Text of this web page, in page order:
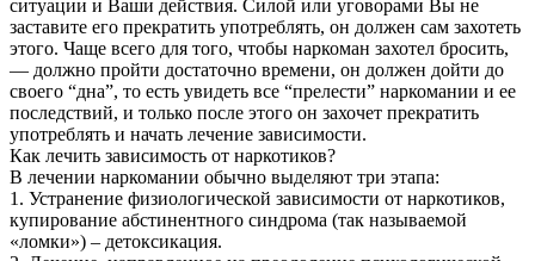
ситуации и Ваши действия. Силой или уговорами Вы не
заставите его прекратить употреблять, он должен сам захотеть
этого. Чаще всего для того, чтобы наркоман захотел бросить,
— должно пройти достаточно времени, он должен дойти до
своего “дна”, то есть увидеть все “прелести” наркомании и ее
последствий, и только после этого он захочет прекратить
употреблять и начать лечение зависимости.
Как лечить зависимость от наркотиков?
В лечении наркомании обычно выделяют три этапа:
1. Устранение физиологической зависимости от наркотиков,
купирование абстинентного синдрома (так называемой
«ломки») – детоксикация.